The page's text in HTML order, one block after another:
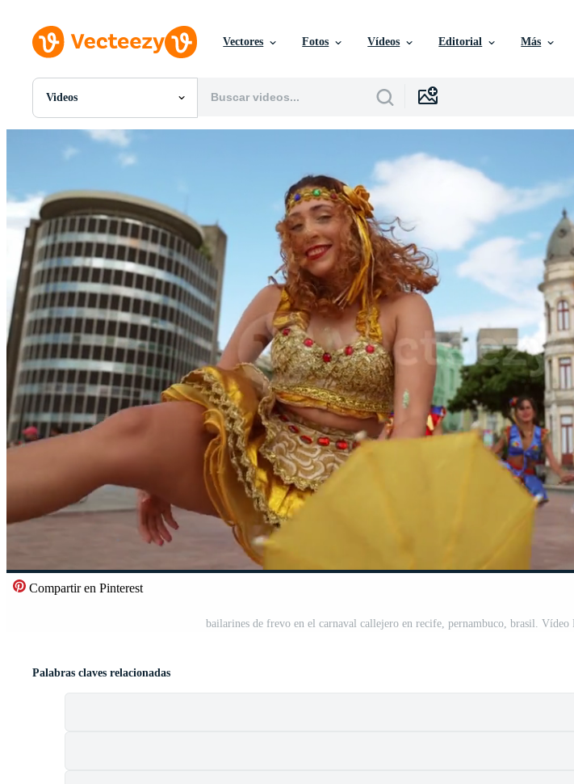
Vectores Fotos Vídeos Editorial Más
Videos
Todas Imágenes
Fotos
PNGs
SVGs
Plantillas
Vectores
Videos
Gráficos en Movimiento
Imágenes Editoriales
Eventos Editoriales
Compartir en Pinterest
bailarines de frevo en el carnaval callejero en recife, pernambuco, brasil. Vídeo
Palabras claves relacionadas